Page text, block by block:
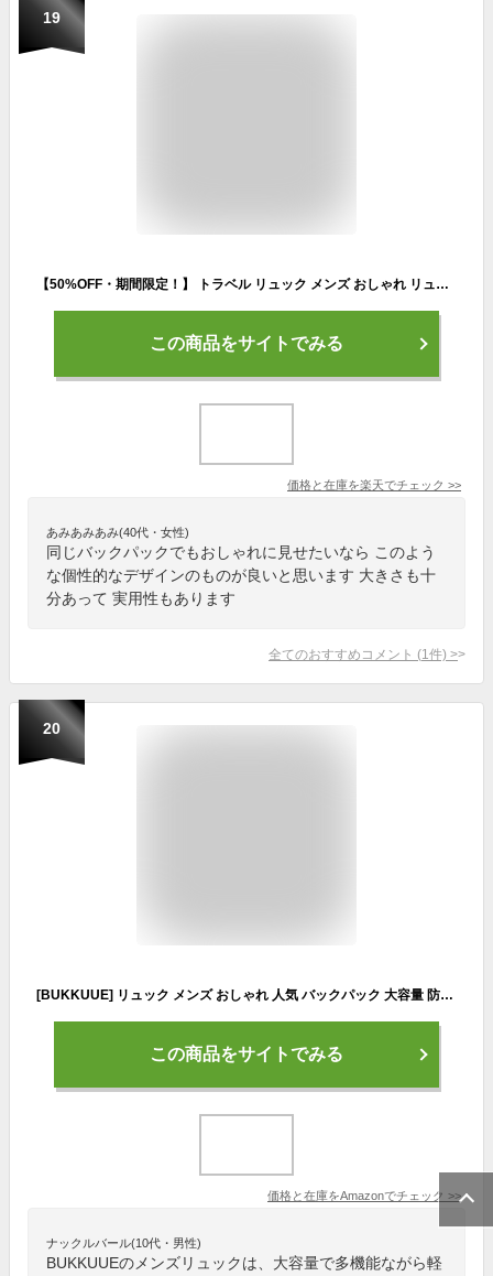
19
【50%OFF・期間限定！】 トラベル リュック メンズ おしゃれ リュックサック メンズリュック サック 海外旅行 大容量 大きめ A4 大人 バックパック 男性 かっこいい リュク 旅行 通学 通勤 リュクサック 出張 ビジネス ノートpc 軽量 大きい USBポート タブレット
この商品をサイトでみる
価格と在庫を楽天でチェック >>
あみあみあみ(40代・女性)
同じバックパックでもおしゃれに見せたいなら このよう
な個性的なデザインのものが良いと思います 大きさも十
分あって 実用性もあります
全てのおすすめコメント (1 件) >
20
[BUKKUUE] リュック メンズ おしゃれ 人気 バックパック 大容量 防水 軽量 多機能 15.6インチPC ビジネスリュック アウトドア 通学 通勤 出張 旅行 りゅつく カジュアル 男女兼用 防災用品 災害対策 避難 黒
この商品をサイトでみる
価格と在庫をAmazonでチェック >>
ナックルバール(10代・男性)
BUKKUUEのメンズリュックは、大容量で多機能ながら軽